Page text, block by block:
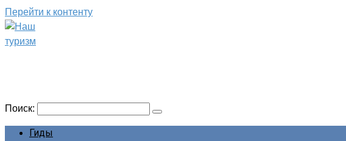
Перейти к контенту
Поиск:
Гиды